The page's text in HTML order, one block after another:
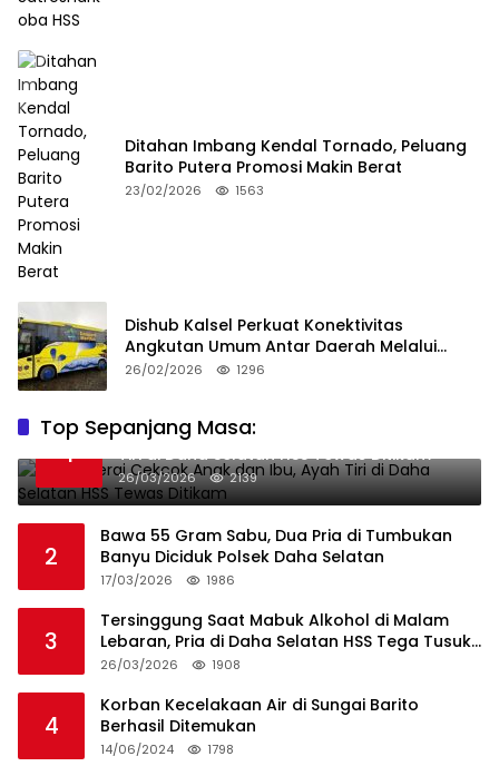
Ditahan Imbang Kendal Tornado, Peluang
Barito Putera Promosi Makin Berat
23/02/2026 1563
Dishub Kalsel Perkuat Konektivitas
Angkutan Umum Antar Daerah Melalui
Integritas
26/02/2026 1296
Top Sepanjang Masa:
1
Niat Melerai Cekcok Anak dan Ibu, Ayah
Tiri di Daha Selatan HSS Tewas Ditikam
26/03/2026 2139
2
Bawa 55 Gram Sabu, Dua Pria di Tumbukan
Banyu Diciduk Polsek Daha Selatan
17/03/2026 1986
3
Tersinggung Saat Mabuk Alkohol di Malam
Lebaran, Pria di Daha Selatan HSS Tega Tusuk
Teman Sendiri
26/03/2026 1908
4
Korban Kecelakaan Air di Sungai Barito
Berhasil Ditemukan
14/06/2024 1798